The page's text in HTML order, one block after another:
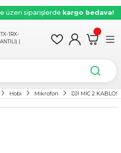
üzeri siparişlerde kargo bedava!
Hobi Mikrofon DJI MIC 2